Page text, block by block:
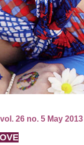
vol. 26 no. 5 May 2013